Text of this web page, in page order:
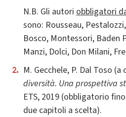
N.B. Gli autori obbligatori
sono: Rousseau,
Bosco, Montessori, Baden
Manzi, Dolci, Don Milani,
M. Gecchele, P. Dal Toso (a
diversità. Una prospettiva
ETS, 2019 (obbligatorio
due capitoli a scelta).